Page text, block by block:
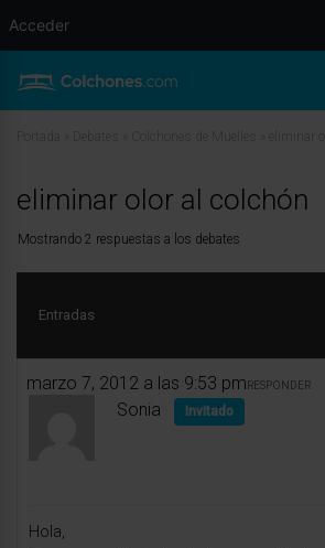
eliminar olor al colchón
Mostrando 2 respuestas a los debates
Entradas
marzo 7, 2012 a las 9:53 pm RESPONDER
Sonia Invitado
Hola,
Acceder